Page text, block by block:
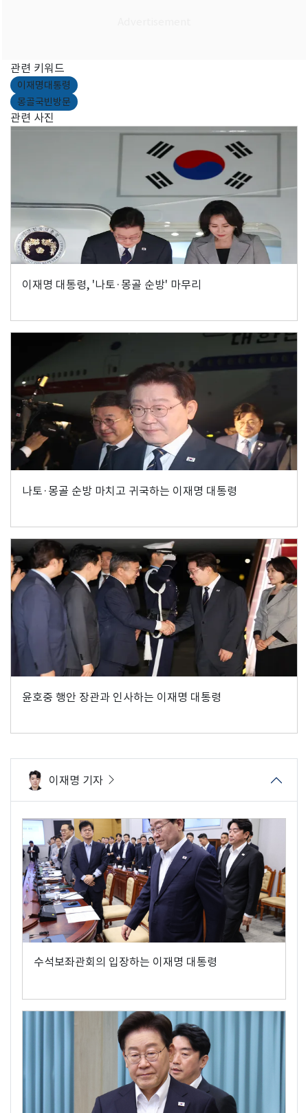
관련 키워드
이재명대통령
몽골국빈방문
관련 사진
이재명 대통령, '나토·몽골 순방' 마무리
나토·몽골 순방 마치고 귀국하는 이재명 대통령
윤호중 행안 장관과 인사하는 이재명 대통령
이재명 기자
수석보좌관회의 입장하는 이재명 대통령